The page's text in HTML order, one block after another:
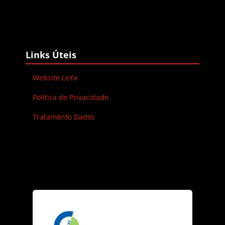
Blocos
Links Úteis
Website LeYa
Política de Privacidade
Tratamento Dados